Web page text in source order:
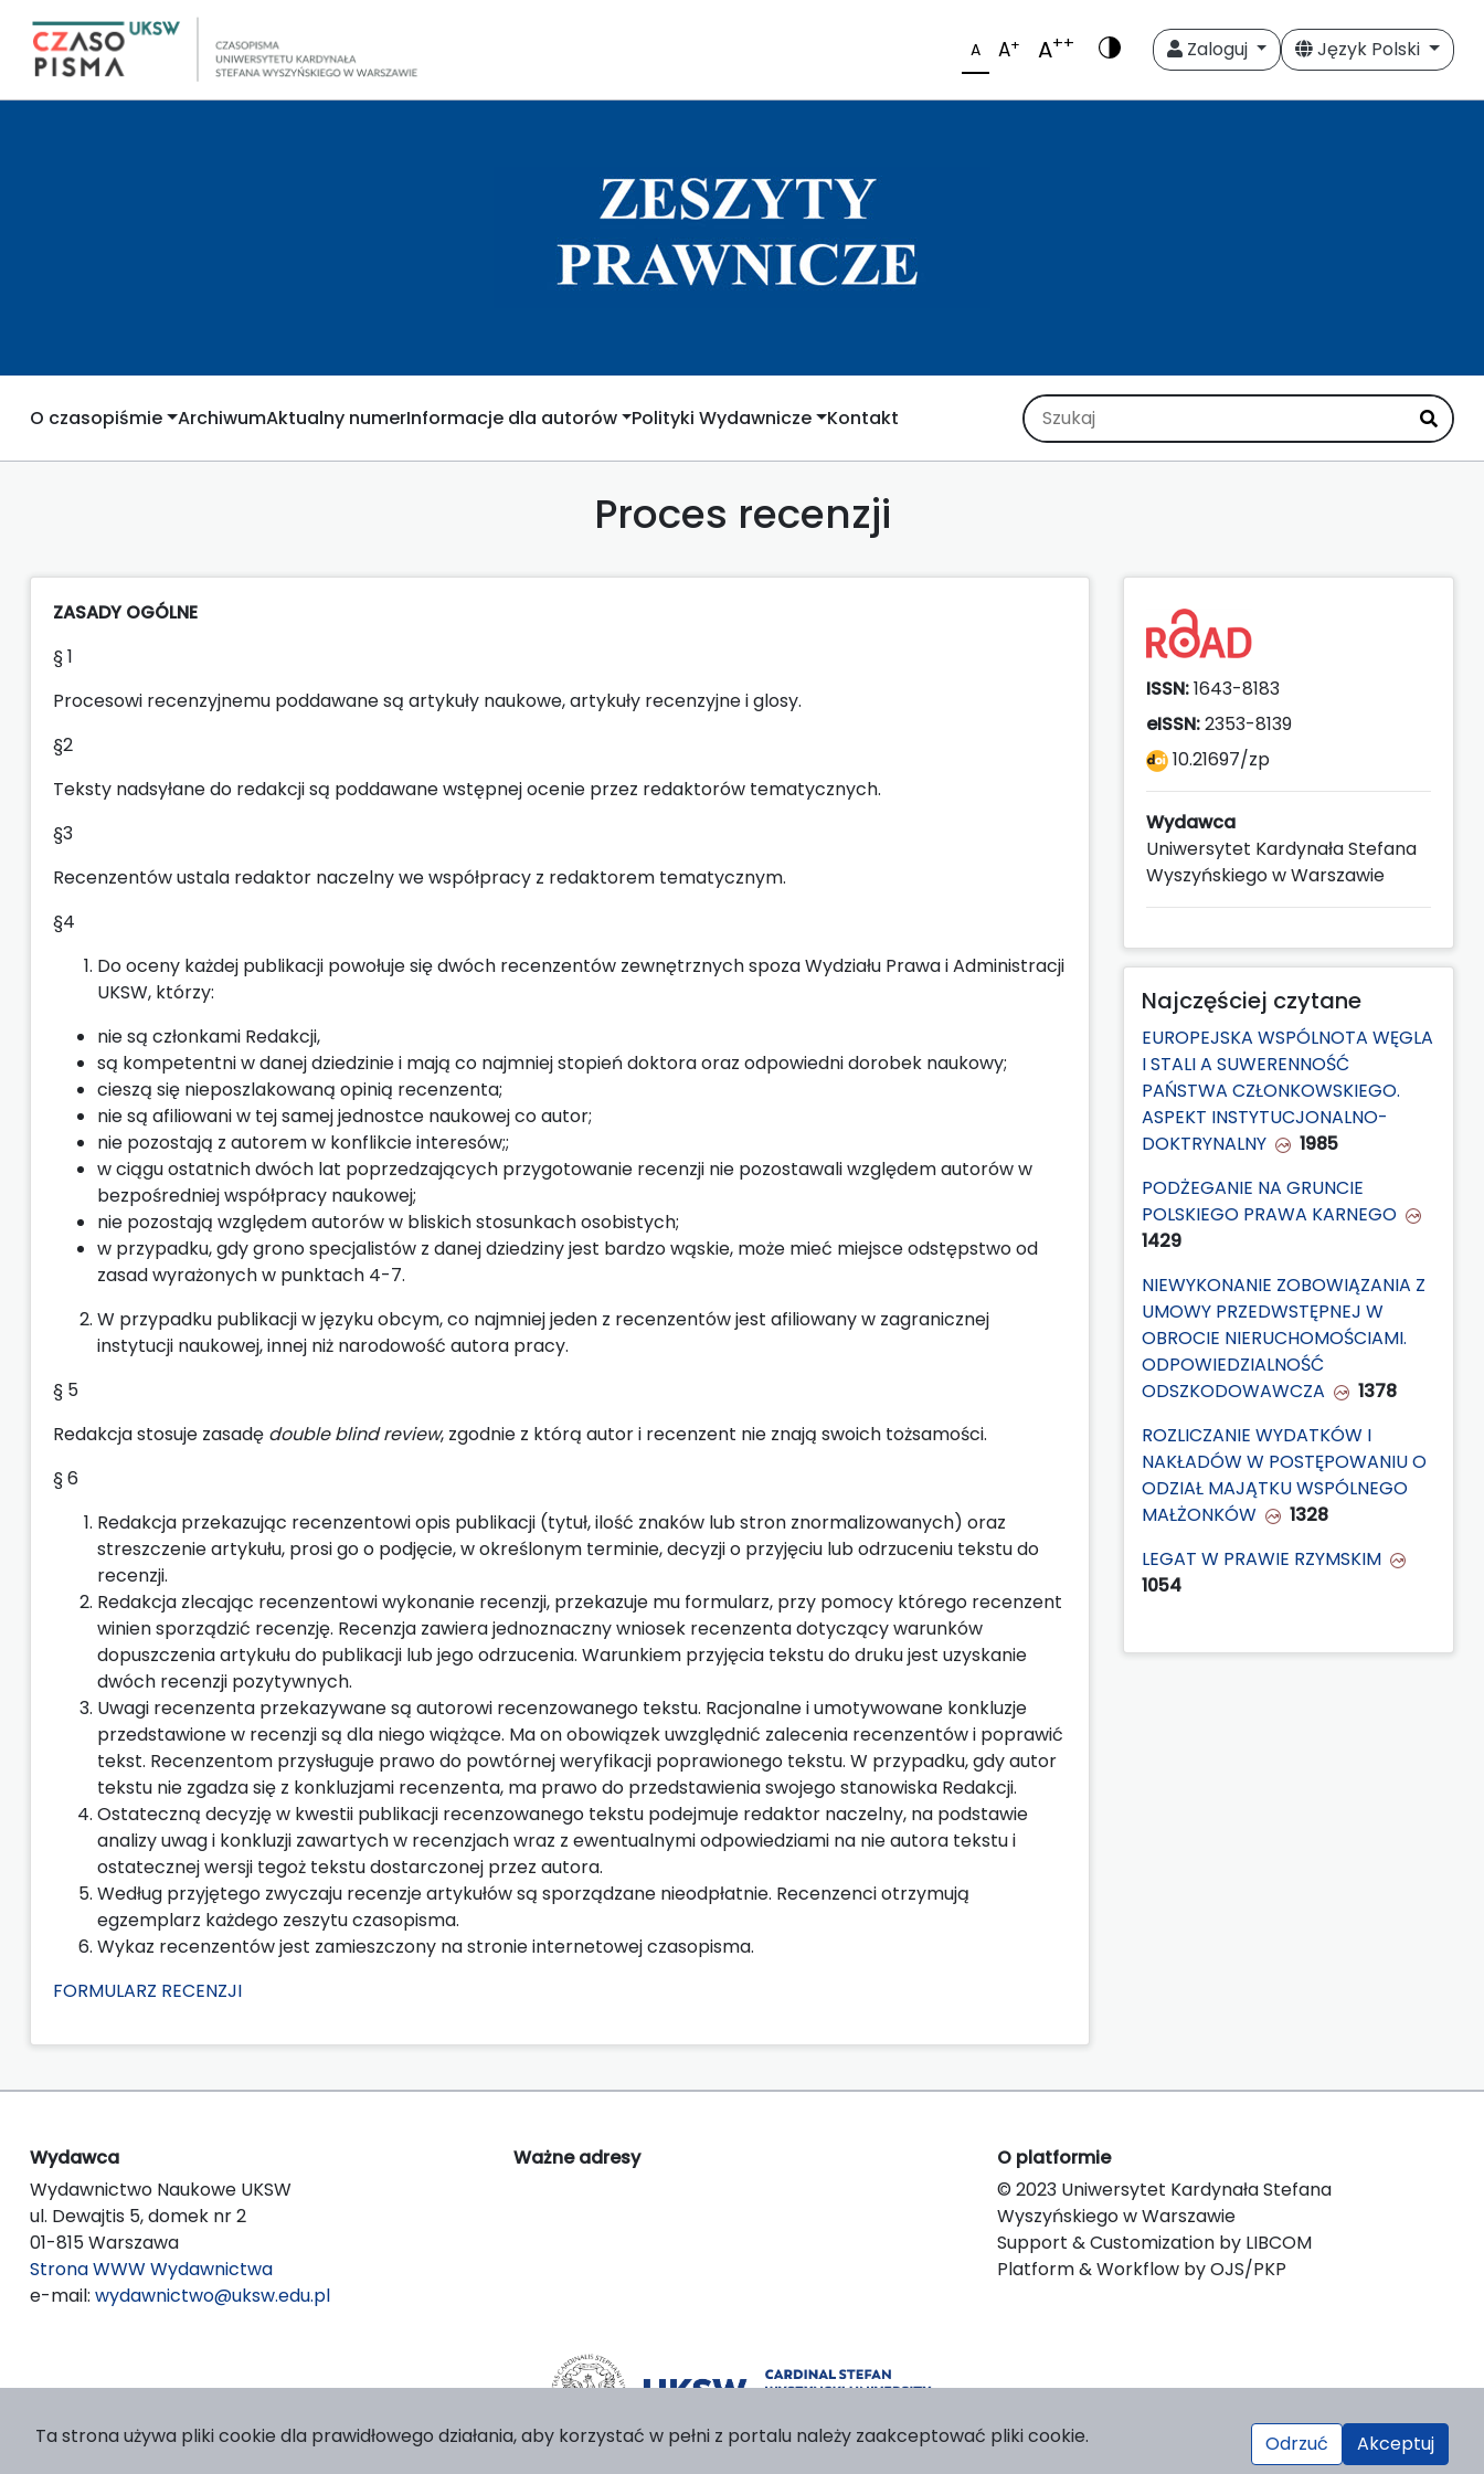
A A+ A++ Zaloguj Język Polski
O czasopiśmie ArchiwumAktualny numerInformacje dla autorów Polityki Wydawnicze Kontakt
Proces recenzji
ZASADY OGÓLNE
§ 1
Procesowi recenzyjnemu poddawane są artykuły naukowe, artykuły recenzyjne i glosy.
§2
Teksty nadsyłane do redakcji są poddawane wstępnej ocenie przez redaktorów tematycznych.
§3
Recenzentów ustala redaktor naczelny we współpracy z redaktorem tematycznym.
§4
Do oceny każdej publikacji powołuje się dwóch recenzentów zewnętrznych spoza Wydziału Prawa i Administracji
UKSW, którzy:
nie są członkami Redakcji,
są kompetentni w danej dziedzinie i mają co najmniej stopień doktora oraz odpowiedni dorobek naukowy;
cieszą się nieposzlakowaną opinią recenzenta;
nie są afiliowani w tej samej jednostce naukowej co autor;
nie pozostają z autorem w konflikcie interesów;;
w ciągu ostatnich dwóch lat poprzedzających przygotowanie recenzji nie pozostawali względem autorów w
bezpośredniej współpracy naukowej;
nie pozostają względem autorów w bliskich stosunkach osobistych;
w przypadku, gdy grono specjalistów z danej dziedziny jest bardzo wąskie, może mieć miejsce odstępstwo od
zasad wyrażonych w punktach 4-7.
W przypadku publikacji w języku obcym, co najmniej jeden z recenzentów jest afiliowany w zagranicznej
instytucji naukowej, innej niż narodowość autora pracy.
§ 5
Redakcja stosuje zasadę double blind review, zgodnie z którą autor i recenzent nie znają swoich tożsamości.
§ 6
Redakcja przekazując recenzentowi opis publikacji (tytuł, ilość znaków lub stron znormalizowanych) oraz
streszczenie artykułu, prosi go o podjęcie, w określonym terminie, decyzji o przyjęciu lub odrzuceniu tekstu do
recenzji.
Redakcja zlecając recenzentowi wykonanie recenzji, przekazuje mu formularz, przy pomocy którego recenzent
winien sporządzić recenzję. Recenzja zawiera jednoznaczny wniosek recenzenta dotyczący warunków
dopuszczenia artykułu do publikacji lub jego odrzucenia. Warunkiem przyjęcia tekstu do druku jest uzyskanie
dwóch recenzji pozytywnych.
Uwagi recenzenta przekazywane są autorowi recenzowanego tekstu. Racjonalne i umotywowane konkluzje
przedstawione w recenzji są dla niego wiążące. Ma on obowiązek uwzględnić zalecenia recenzentów i poprawić
tekst. Recenzentom przysługuje prawo do powtórnej weryfikacji poprawionego tekstu. W przypadku, gdy autor
tekstu nie zgadza się z konkluzjami recenzenta, ma prawo do przedstawienia swojego stanowiska Redakcji.
Ostateczną decyzję w kwestii publikacji recenzowanego tekstu podejmuje redaktor naczelny, na podstawie
analizy uwag i konkluzji zawartych w recenzjach wraz z ewentualnymi odpowiedziami na nie autora tekstu i
ostatecznej wersji tegoż tekstu dostarczonej przez autora.
Według przyjętego zwyczaju recenzje artykułów są sporządzane nieodpłatnie. Recenzenci otrzymują
egzemplarz każdego zeszytu czasopisma.
Wykaz recenzentów jest zamieszczony na stronie internetowej czasopisma.
FORMULARZ RECENZJI
ISSN:1643-8183
eISSN:2353-8139
10.21697/zp
Wydawca
Uniwersytet Kardynała Stefana
Wyszyńskiego w Warszawie
Najczęściej czytane
EUROPEJSKA WSPÓLNOTA WĘGLA
I STALI A SUWERENNOŚĆ
PAŃSTWA CZŁONKOWSKIEGO.
ASPEKT INSTYTUCJONALNO-
DOKTRYNALNY
1985
PODŻEGANIE NA GRUNCIE
POLSKIEGO PRAWA KARNEGO
1429
NIEWYKONANIE ZOBOWIĄZANIA Z
UMOWY PRZEDWSTĘPNEJ W
OBROCIE NIERUCHOMOŚCIAMI.
ODPOWIEDZIALNOŚĆ
ODSZKODOWAWCZA
1378
ROZLICZANIE WYDATKÓW I
NAKŁADÓW W POSTĘPOWANIU O
ODZIAŁ MAJĄTKU WSPÓLNEGO
MAŁŻONKÓW
1328
LEGAT W PRAWIE RZYMSKIM
1054
Wydawca
Wydawnictwo Naukowe UKSW
ul. Dewajtis 5, domek nr 2
01-815 Warszawa
Strona WWW Wydawnictwa
e-mail: wydawnictwo@uksw.edu.pl
Ważne adresy
O platformie
© 2023 Uniwersytet Kardynała Stefana
Wyszyńskiego w Warszawie
Support & Customization by LIBCOM
Platform & Workflow by OJS/PKP
Ta strona używa pliki cookie dla prawidłowego działania, aby korzystać w pełni z portalu należy zaakceptować pliki cookie. Odrzuć Akceptuj